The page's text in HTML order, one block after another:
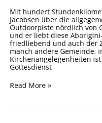
Mit hundert
Jacobsen über die
Outdoorpiste nördlich von
und er liebt diese
friedliebend und auch der
manch andere Gemeinde,
Kirchenangelegenheiten
Gottesdienst
Read More »